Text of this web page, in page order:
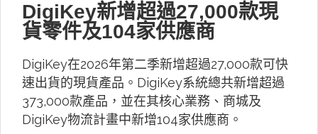
DigiKey新增超過27,000款現
貨零件及104家供應商
DigiKey在2026年第二季新增超過27,000款可快
速出貨的現貨產品。DigiKey系統總共新增超過
373,000款產品，並在其核心業務、商城及
DigiKey物流計畫中新增104家供應商。